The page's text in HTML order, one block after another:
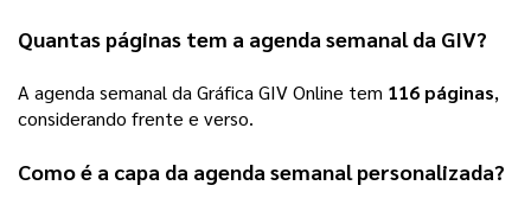
Quantas páginas tem a agenda semanal da GIV?
A agenda semanal da Gráfica GIV Online tem 116 páginas,
considerando frente e verso.
Como é a capa da agenda semanal personalizada?